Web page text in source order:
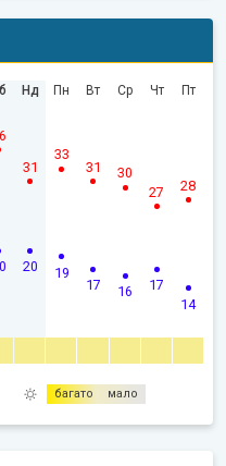
Нд
20
31
Пн
19
33
Вт
17
31
Ср
16
30
Чт
17
27
Пт
14
28
багато мало